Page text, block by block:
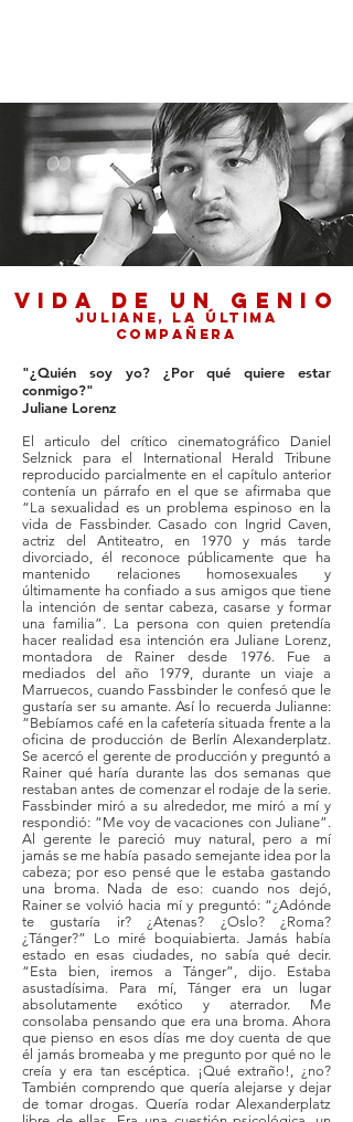
VIDA DE UN GENIO
Juliane, la última
compañera
"¿Quién soy yo? ¿Por qué quiere estar
conmigo?"
Juliane Lorenz
El articulo del crítico cinematográfico Daniel
Selznick para el International Herald Tribune
reproducido parcialmente en el capítulo anterior
contenía un párrafo en el que se afirmaba que
“La sexualidad es un problema espinoso en la
vida de Fassbinder. Casado con Ingrid Caven,
actriz del Antiteatro, en 1970 y más tarde
divorciado, él reconoce públicamente que ha
mantenido relaciones homosexuales y
últimamente ha confiado a sus amigos que tiene
la intención de sentar cabeza, casarse y formar
una familia”. La persona con quien pretendía
hacer realidad esa intención era Juliane Lorenz,
montadora de Rainer desde 1976. Fue a
mediados del año 1979, durante un viaje a
Marruecos, cuando Fassbinder le confesó que le
gustaría ser su amante. Así lo recuerda Julianne:
“Bebíamos café en la cafetería situada frente a la
oficina de producción de Berlín Alexanderplatz.
Se acercó el gerente de producción y preguntó a
Rainer qué haría durante las dos semanas que
restaban antes de comenzar el rodaje de la serie.
Fassbinder miró a su alrededor, me miró a mí y
respondió: “Me voy de vacaciones con Juliane”.
Al gerente le pareció muy natural, pero a mí
jamás se me había pasado semejante idea por la
cabeza; por eso pensé que le estaba gastando
una broma. Nada de eso: cuando nos dejó,
Rainer se volvió hacia mí y preguntó: “¿Adónde
te gustaría ir? ¿Atenas? ¿Oslo? ¿Roma?
¿Tánger?” Lo miré boquiabierta. Jamás había
estado en esas ciudades, no sabía qué decir.
“Esta bien, iremos a Tánger”, dijo. Estaba
asustadísima. Para mí, Tánger era un lugar
absolutamente exótico y aterrador. Me
consolaba pensando que era una broma. Ahora
que pienso en esos días me doy cuenta de que
él jamás bromeaba y me pregunto por qué no le
creía y era tan escéptica. ¡Qué extraño!, ¿no?
También comprendo que quería alejarse y dejar
de tomar drogas. Quería rodar Alexanderplatz